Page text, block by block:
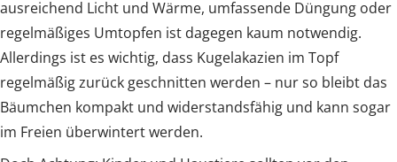
ausreichend Licht und Wärme, umfassende Düngung oder
regelmäßiges Umtopfen ist dagegen kaum notwendig.
Allerdings ist es wichtig, dass Kugelakazien im Topf
regelmäßig zurück geschnitten werden – nur so bleibt das
Bäumchen kompakt und widerstandsfähig und kann sogar
im Freien überwintert werden.